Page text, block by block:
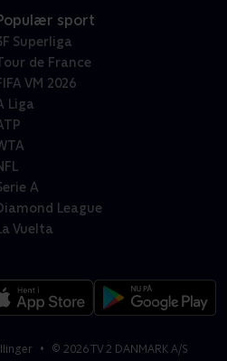
sport
Superliga
de France
VM 2026
Liga
A
League
Vuelta
© 2026TV 2 DANMARK A/S